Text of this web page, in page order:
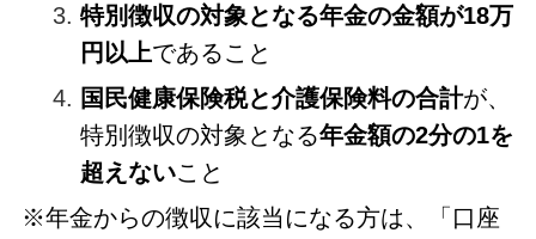
特別徴収の対象となる年金の金額が18万
円以上であること
国民健康保険税と介護保険料の合計が、
特別徴収の対象となる年金額の2分の1を
超えないこと
※年金からの徴収に該当になる方は、「口座